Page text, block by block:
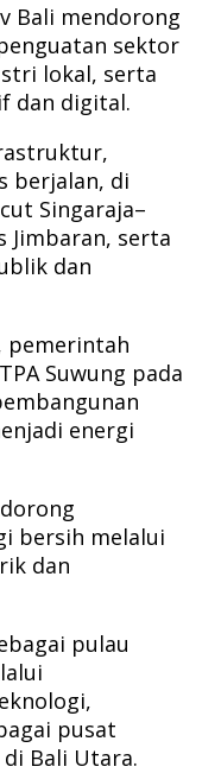
Bali mendorong
sektor
lokal, serta
dan digital.
berjalan, di
Singaraja–
Jimbaran, serta
dan
pemerintah
Suwung pada
energi
bersih melalui
dan
pulau
pusat
Bali Utara.